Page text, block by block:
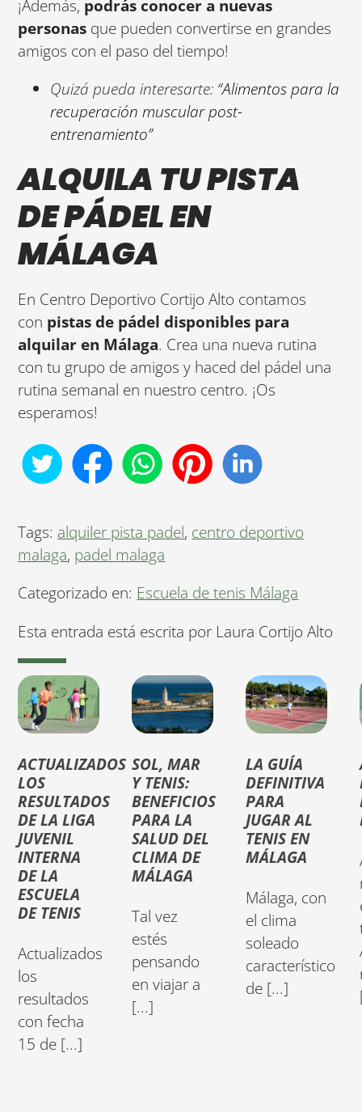
¡Además, podrás conocer a nuevas
personas que pueden convertirse en grandes
amigos con el paso del tiempo!
Quizá pueda interesarte: “Alimentos para la
recuperación muscular post-
entrenamiento”
ALQUILA TU PISTA
DE PÁDEL EN
MÁLAGA
En Centro Deportivo Cortijo Alto contamos
con pistas de pádel disponibles para
alquilar en Málaga. Crea una nueva rutina
con tu grupo de amigos y haced del pádel una
rutina semanal en nuestro centro. ¡Os
esperamos!
Tags: alquiler pista padel, centro deportivo
malaga, padel malaga
Categorizado en: Escuela de tenis Málaga
Esta entrada está escrita por Laura Cortijo Alto
ACTUALIZADOS
LOS
RESULTADOS
DE LA LIGA
JUVENIL
INTERNA
DE LA
ESCUELA
DE TENIS
Actualizados
los
resultados
con fecha
15 de [...]
SOL, MAR
Y TENIS:
BENEFICIOS
PARA LA
SALUD DEL
CLIMA DE
MÁLAGA
Tal vez
estés
pensando
en viajar a
[...]
LA GUÍA
DEFINITIVA
PARA
JUGAR AL
TENIS EN
MÁLAGA
Málaga, con
el clima
soleado
característico
de [...]